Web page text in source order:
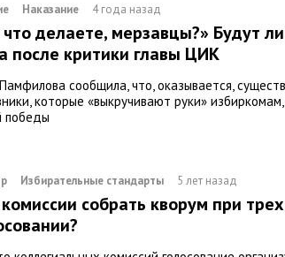
Наказание 4 года назад
делаете, мерзавцы?» Будут
после критики главы ЦИК
сообщила, что, оказывается,
которые «выкручивают руки»
победы
Избирательные стандарты 5 лет назад
собрать кворум при